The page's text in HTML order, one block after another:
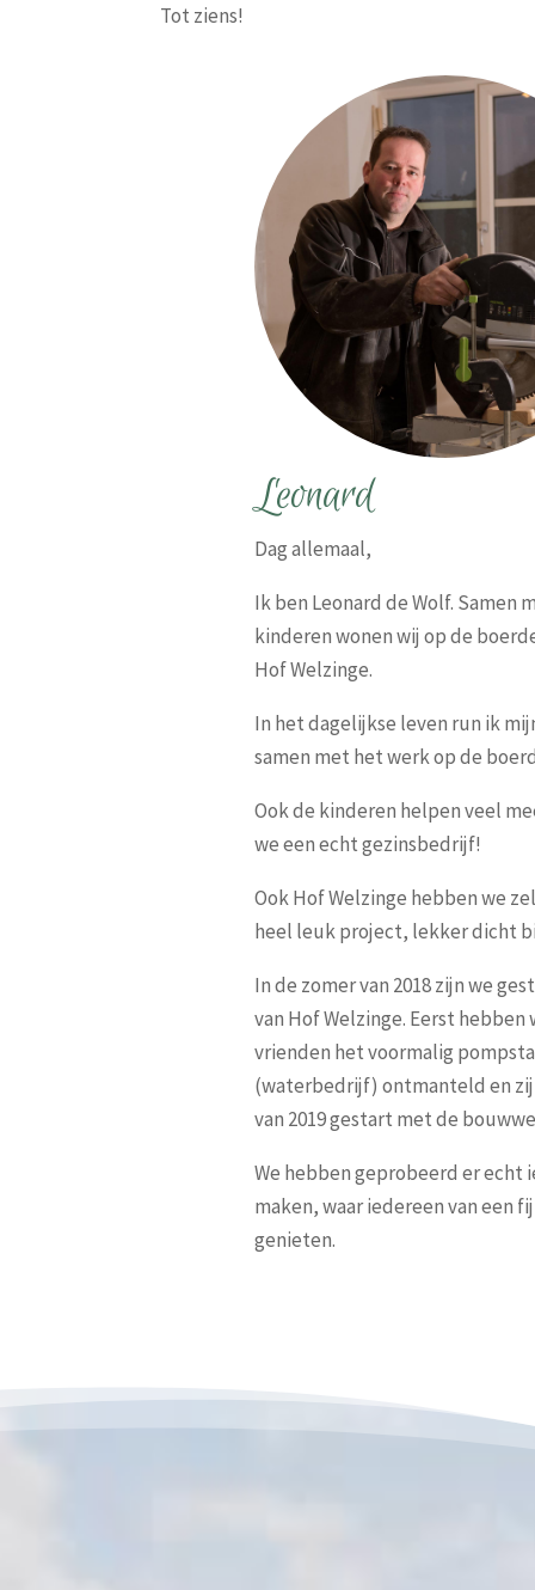
Tot ziens!
Leonard
Dag allemaal,
Ik ben Leonard de Wolf. Samen
kinderen wonen wij op de
Hof Welzinge.
In het dagelijkse leven run ik
samen met het werk op de
Ook de kinderen helpen veel
we een echt gezinsbedrijf!
Ook Hof Welzinge hebben we
heel leuk project, lekker dicht
In de zomer van 2018 zijn we
van Hof Welzinge. Eerst
vrienden het voormalig
(waterbedrijf) ontmanteld en
van 2019 gestart met de
We hebben geprobeerd er echt
maken, waar iedereen van een
genieten.